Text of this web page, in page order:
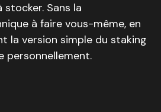
Sans la
à faire vous-même, en
la version simple du staking
personnellement.